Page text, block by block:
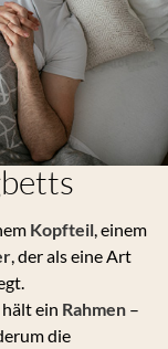
Kopfteil , einem
, der als eine Art
ein Rahmen –
die